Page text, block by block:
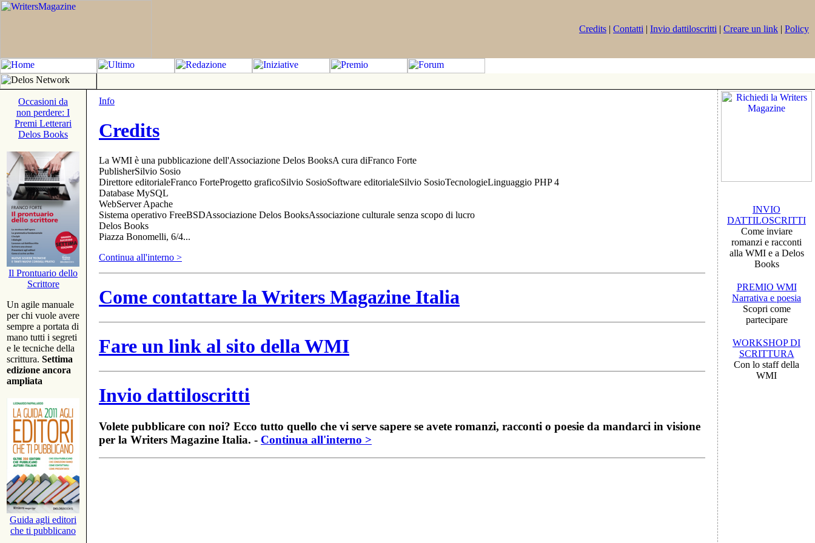
Credits | Contatti | Invio dattiloscritti | Creare un link | Policy
Occasioni da
non perdere: I
Premi Letterari
Delos Books
Il Prontuario dello
Scrittore
Un agile manuale
per chi vuole avere
sempre a portata di
mano tutti i segreti
e le tecniche della
scrittura. Settima
edizione ancora
ampliata
Guida agli editori
che ti pubblicano
Info
Credits
La WMI è una pubblicazione dell'Associazione Delos BooksA cura diFranco Forte
PublisherSilvio Sosio
Direttore editorialeFranco ForteProgetto graficoSilvio SosioSoftware editorialeSilvio SosioTecnologieLinguaggio PHP 4
Database MySQL
WebServer Apache
Sistema operativo FreeBSDAssociazione Delos BooksAssociazione culturale senza scopo di lucro
Delos Books
Piazza Bonomelli, 6/4...
Continua all'interno >
Come contattare la Writers Magazine Italia
Fare un link al sito della WMI
Invio dattiloscritti
Volete pubblicare con noi? Ecco tutto quello che vi serve sapere se avete romanzi, racconti o poesie da mandarci in visione
per la Writers Magazine Italia. - Continua all'interno >
INVIO
DATTILOSCRITTI
Come inviare
romanzi e racconti
alla WMI e a Delos
Books
PREMIO WMI
Narrativa e poesia
Scopri come
partecipare
WORKSHOP DI
SCRITTURA
Con lo staff della
WMI